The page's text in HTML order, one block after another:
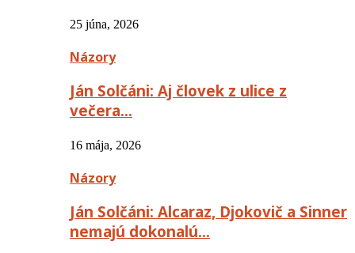
25 júna, 2026
Názory
Ján Solčáni: Aj človek z ulice z
večera…
16 mája, 2026
Názory
Ján Solčáni: Alcaraz, Djokovič a Sinner
nemajú dokonalú…